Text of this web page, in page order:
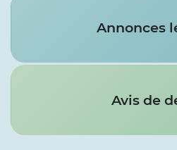
Annonces
Avis de